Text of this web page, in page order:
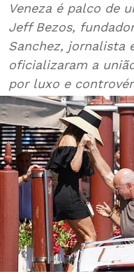
Veneza é palco de
Jeff Bezos,
Sanchez, jornalista
oficializaram a
por luxo e